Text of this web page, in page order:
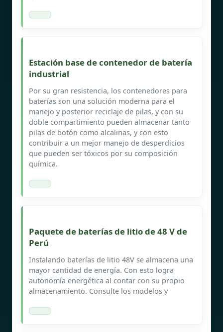
Estación base de contenedor de batería
industrial
Por su gran resistencia, los contenedores para
baterías son una solución moderna para el
manejo y posterior reciclaje de pilas, y con su
doble compartimiento pueden almacenar tanto
pilas de botón como alcalinas, y con esto
contribuir a un mejor manejo de desperdicios
que pueden ser tóxicos por su composición
química.
Paquete de baterías de litio de 48 V de
Perú
Instalando baterías de litio 48V se almacena una
mayor cantidad de energía. Con esto logra
autonomía energética al contar con su propio
almacenamiento. Consulte los modelos y